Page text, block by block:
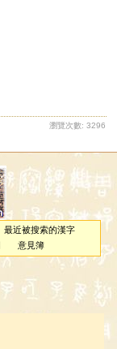
瀏覽次數: 3296
最近被搜索的漢字
意見簿